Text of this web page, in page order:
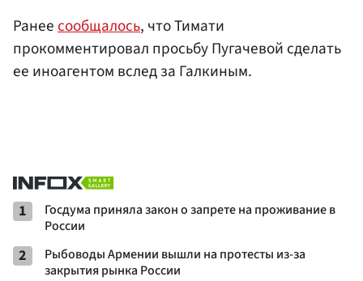
Ранеесообщалось, что Тимати
прокомментировал просьбу Пугачевой сделать
ее иноагентом вслед за Галкиным.
1
Госдума приняла закон о запрете на проживание в
России
2
Рыбоводы Армении вышли на протесты из-за
закрытия рынка России